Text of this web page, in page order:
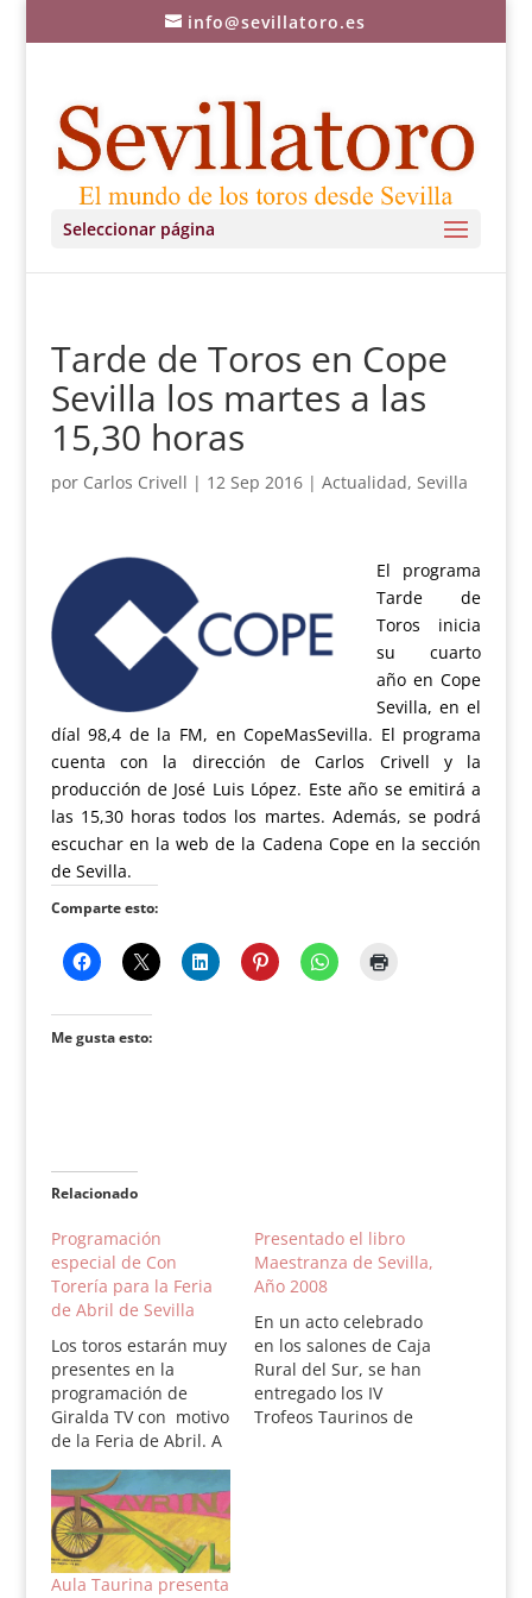
info@sevillatoro.es
Seleccionar página
Tarde de Toros en Cope
Sevilla los martes a las
15,30 horas
por Carlos Crivell | 12 Sep 2016| Actualidad, Sevilla
El programa
Tarde de
Toros inicia
su cuarto
año en Cope
Sevilla, en el
díal 98,4 de la FM, en CopeMasSevilla. El programa
cuenta con la dirección de Carlos Crivell y la
producción de José Luis López. Este año se emitirá a
las 15,30 horas todos los martes. Además, se podrá
escuchar en la web de la Cadena Cope en la sección
de Sevilla.
Comparte esto:
Me gusta esto:
Relacionado
Programación
especial de Con
Torería para la Feria
de Abril de Sevilla
Los toros estarán muy
presentes en la
programación de
Giralda TV con motivo
de la Feria de Abril. A
partir de mañana,
Domingo de
Resurrección, se
ofrecerá una amplia
cobertura de los
festejos que se
Presentado el libro
Maestranza de Sevilla,
Año 2008
En un acto celebrado
en los salones de Caja
Rural del Sur, se han
entregado los IV
Trofeos Taurinos de
Aula Taurina presenta